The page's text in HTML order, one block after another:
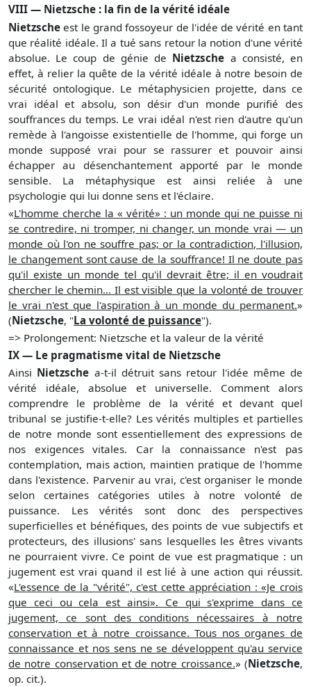
VIII — Nietzsche : la fin de la vérité idéale
Nietzsche est le grand fossoyeur de l'idée de vérité en tant
que réalité idéale. Il a tué sans retour la notion d'une vérité
absolue. Le coup de génie de Nietzsche a consisté, en
effet, à relier la quête de la vérité idéale à notre besoin de
sécurité ontologique. Le métaphysicien projette, dans ce
vrai idéal et absolu, son désir d'un monde purifié des
souffrances du temps. Le vrai idéal n'est rien d'autre qu'un
remède à l'angoisse existentielle de l'homme, qui forge un
monde supposé vrai pour se rassurer et pouvoir ainsi
échapper au désenchantement apporté par le monde
sensible. La métaphysique est ainsi reliée à une
psychologie qui lui donne sens et l'éclaire.
«L'homme cherche la « vérité» : un monde qui ne puisse ni
se contredire, ni tromper, ni changer, un monde vrai — un
monde où l'on ne souffre pas; or la contradiction, l'illusion,
le changement sont cause de la souffrance! Il ne doute pas
qu'il existe un monde tel qu'il devrait être; il en voudrait
chercher le chemin... Il est visible que la volonté de trouver
le vrai n'est que l'aspiration à un monde du permanent.»
(Nietzsche, "La volonté de puissance").
=> Prolongement: Nietzsche et la valeur de la vérité
IX — Le pragmatisme vital de Nietzsche
Ainsi Nietzsche a-t-il détruit sans retour l'idée même de
vérité idéale, absolue et universelle. Comment alors
comprendre le problème de la vérité et devant quel
tribunal se justifie-t-elle? Les vérités multiples et partielles
de notre monde sont essentiellement des expressions de
nos exigences vitales. Car la connaissance n'est pas
contemplation, mais action, maintien pratique de l'homme
dans l'existence. Parvenir au vrai, c'est organiser le monde
selon certaines catégories utiles à notre volonté de
puissance. Les vérités sont donc des perspectives
superficielles et bénéfiques, des points de vue subjectifs et
protecteurs, des illusions' sans lesquelles les êtres vivants
ne pourraient vivre. Ce point de vue est pragmatique : un
jugement est vrai quand il est lié à une action qui réussit.
«L'essence de la "vérité", c'est cette appréciation : «Je crois
que ceci ou cela est ainsi». Ce qui s'exprime dans ce
jugement, ce sont des conditions nécessaires à notre
conservation et à notre croissance. Tous nos organes de
connaissance et nos sens ne se développent qu'au service
de notre conservation et de notre croissance.» (Nietzsche,
op. cit.).